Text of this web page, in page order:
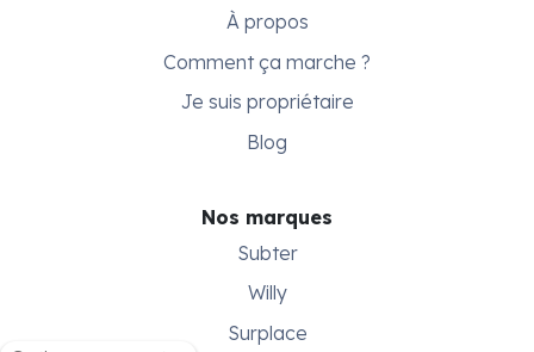
À propos
Comment ça marche ?
Je suis propriétaire
Blog
Nos marques
Subter
Willy
Surplace